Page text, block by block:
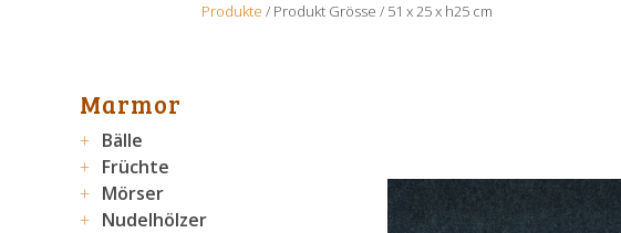
Produkte / Produkt Grösse / 51 x 25 x h25 cm
Marmor
Bälle
Früchte
Mörser
Nudelhölzer